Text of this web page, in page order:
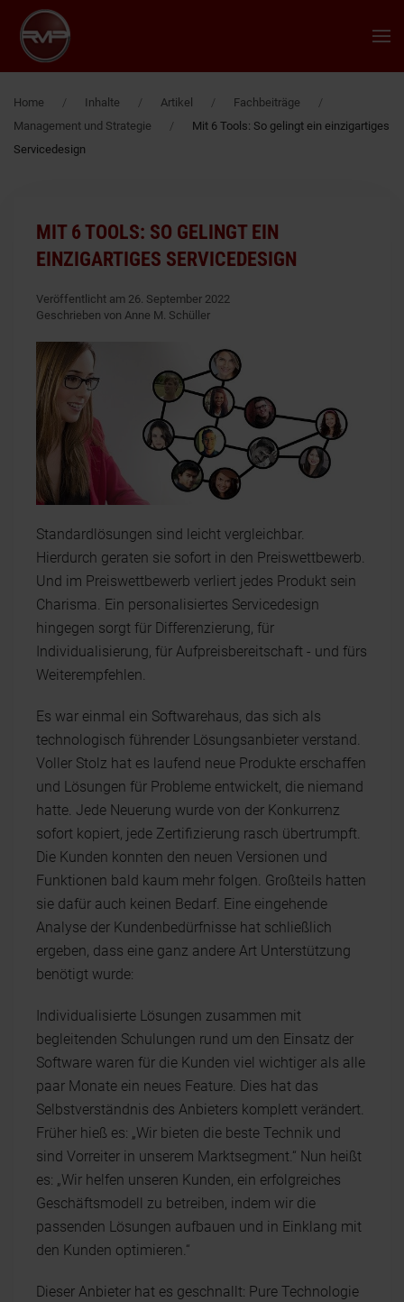
Zum Hauptinhalt springen
Home Inhalte Artikel
Fachbeiträge
Management und Strategie
Mit 6 Tools: So gelingt ein einzigartiges
Servicedesign
MIT 6 TOOLS: SO GELINGT EIN
EINZIGARTIGES SERVICEDESIGN
Veröffentlicht am 26. September 2022
Geschrieben von Anne M. Schüller
Standardlösungen sind leicht vergleichbar.
Hierdurch geraten sie sofort in den Preiswettbewerb.
Und im Preiswettbewerb verliert jedes Produkt sein
Charisma. Ein personalisiertes Servicedesign
hingegen sorgt für Differenzierung, für
Individualisierung, für Aufpreisbereitschaft - und fürs
Weiterempfehlen.
Es war einmal ein Softwarehaus, das sich als
technologisch führender Lösungsanbieter verstand.
Voller Stolz hat es laufend neue Produkte erschaffen
und Lösungen für Probleme entwickelt, die niemand
hatte. Jede Neuerung wurde von der Konkurrenz
sofort kopiert, jede Zertifizierung rasch übertrumpft.
Die Kunden konnten den neuen Versionen und
Funktionen bald kaum mehr folgen. Großteils hatten
sie dafür auch keinen Bedarf. Eine eingehende
Analyse der Kundenbedürfnisse hat schließlich
ergeben, dass eine ganz andere Art Unterstützung
benötigt wurde:
Individualisierte Lösungen zusammen mit
begleitenden Schulungen rund um den Einsatz der
Software waren für die Kunden viel wichtiger als alle
paar Monate ein neues Feature. Dies hat das
Selbstverständnis des Anbieters komplett verändert.
Früher hieß es: „Wir bieten die beste Technik und
sind Vorreiter in unserem Marktsegment.“ Nun heißt
es: „Wir helfen unseren Kunden, ein erfolgreiches
Geschäftsmodell zu betreiben, indem wir die
passenden Lösungen aufbauen und in Einklang mit
den Kunden optimieren.“
Dieser Anbieter hat es geschnallt: Pure Technologie